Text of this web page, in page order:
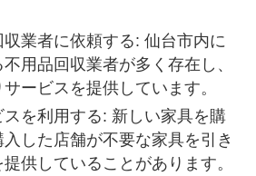
業者に依頼する: 仙台市内に
用品回収業者が多く存在し、
ービスを提供しています。
を利用する: 新しい家具を購
入した店舗が不要な家具を引き
供していることがあります。